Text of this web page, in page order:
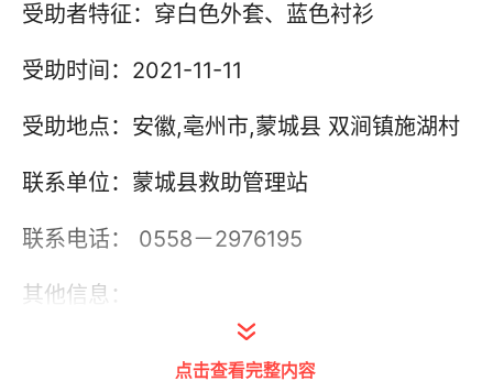
受助者特征：穿白色外套、蓝色衬衫
受助时间：2021-11-11
受助地点：安徽,亳州市,蒙城县 双涧镇施湖村
联系单位：蒙城县救助管理站
联系电话： 0558－2976195
其他信息：
点击查看完整内容